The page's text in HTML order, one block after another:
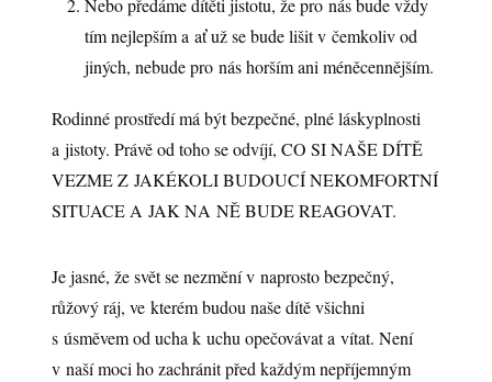
Nebo předáme dítěti jistotu, že pro nás bude vždy
tím nejlepším a ať už se bude lišit v čemkoliv od
jiných, nebude pro nás horším ani méněcennějším.
Rodinné prostředí má být bezpečné, plné láskyplnosti
a jistoty. Právě od toho se odvíjí, CO SI NAŠE DÍTĚ
VEZME Z JAKÉKOLI BUDOUCÍ NEKOMFORTNÍ
SITUACE A JAK NA NĚ BUDE REAGOVAT.
Je jasné, že svět se nezmění v naprosto bezpečný,
růžový ráj, ve kterém budou naše dítě všichni
s úsměvem od ucha k uchu opečovávat a vítat. Není
v naší moci ho zachránit před každým nepříjemným